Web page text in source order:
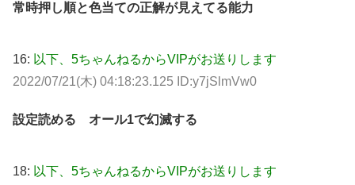
常時押し順と色当ての正解が見えてる能力
16: 以下、5ちゃんねるからVIPがお送りします
2022/07/21(木) 04:18:23.125 ID:y7jSlmVw0
設定読める オール1で幻滅する
18: 以下、5ちゃんねるからVIPがお送りします